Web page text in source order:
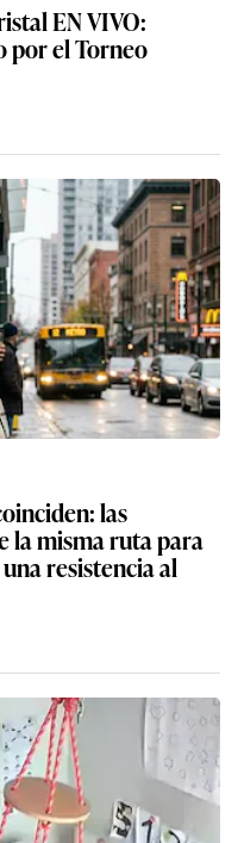
EN VIVO:
el Torneo
las
la misma ruta para
resistencia al